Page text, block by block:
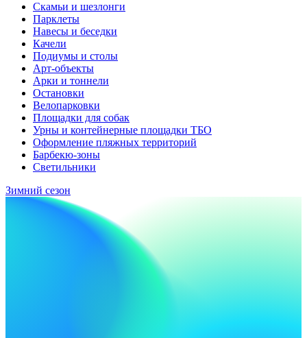
Скамьи и шезлонги
Парклеты
Навесы и беседки
Качели
Подиумы и столы
Арт-объекты
Арки и тоннели
Остановки
Велопарковки
Площадки для собак
Урны и контейнерные площадки ТБО
Оформление пляжных территорий
Барбекю-зоны
Светильники
Зимний сезон